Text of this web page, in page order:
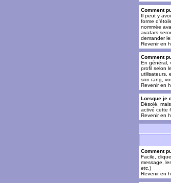
Comment
Il peut y
forme
nommée
avatars
demander
Revenir en
Comment
En général,
profil selon
utilisateurs,
son rang,
Revenir en
Lorsque je
Désolé,
activé cette
Revenir en
Comment
Facile,
message,
etc. )
Revenir en